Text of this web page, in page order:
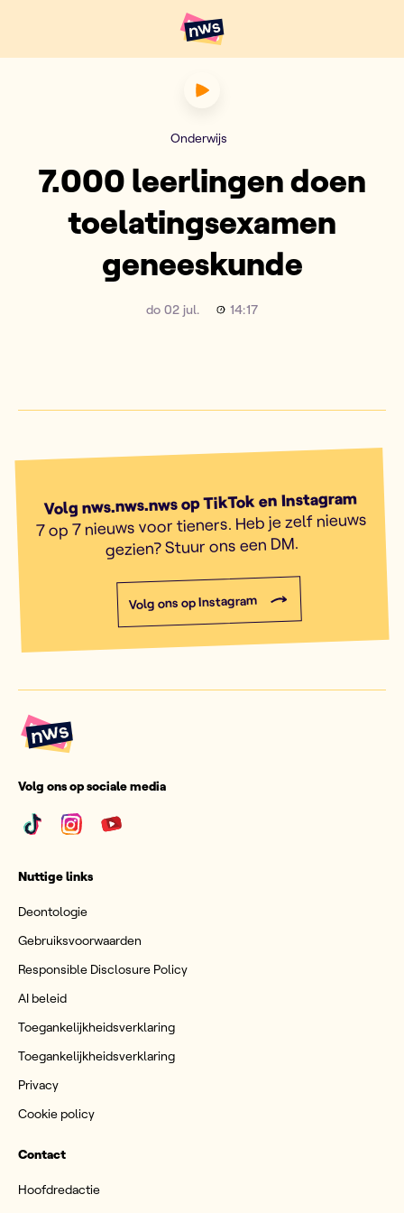
Hoofdpunten VRT NWS
7.000 leerlingen doen
Onderwijs
7.000 leerlingen doen
toelatingsexamen
geneeskunde
do 02 jul. 14:17
Volg nws.nws.nws op TikTok en Instagram
7 op 7 nieuws voor tieners. Heb je zelf nieuws
gezien? Stuur ons een DM.
Volg ons op Instagram
Volg ons op sociale media
Nuttige links
Deontologie
Gebruiksvoorwaarden
Responsible Disclosure Policy
AI beleid
Toegankelijkheidsverklaring
Toegankelijkheidsverklaring
Privacy
Cookie policy
Contact
Hoofdredactie